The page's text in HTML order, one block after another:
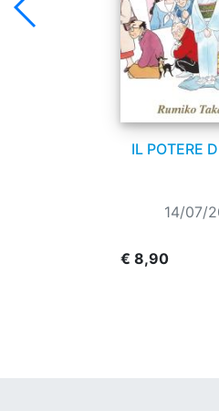
IL POTERE
14/07/
€ 8,90